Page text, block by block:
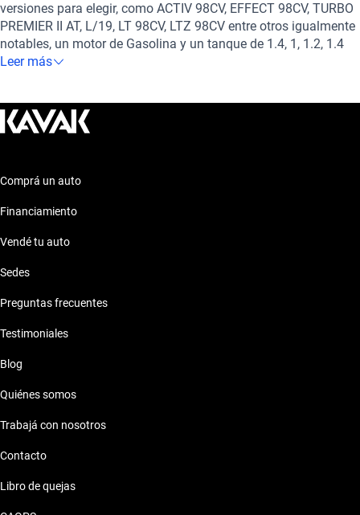
versiones para elegir, como ACTIV 98CV, EFFECT 98CV, TURBO
PREMIER II AT, L/19, LT 98CV, LTZ 98CV entre otros igualmente
notables, un motor de Gasolina y un tanque de 1.4, 1, 1.2, 1.4
litros de capacidad, y transmisión Manual, Automático te
Leer más
Comprá un auto
Financiamiento
Vendé tu auto
Sedes
Preguntas frecuentes
Testimoniales
Blog
Quiénes somos
Trabajá con nosotros
Contacto
Libro de quejas